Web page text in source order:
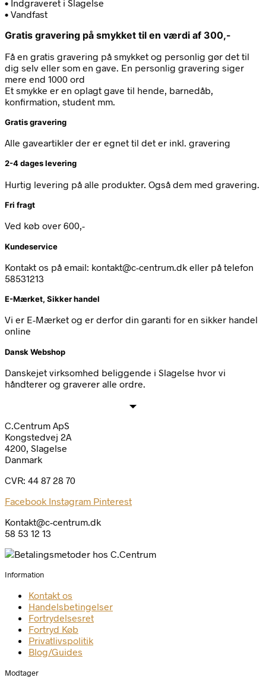
• Indgraveret i Slagelse
• Vandfast
Gratis gravering på smykket til en værdi af 300,-
Få en gratis gravering på smykket og personlig gør det til
dig selv eller som en gave. En personlig gravering siger
mere end 1000 ord
Et smykke er en oplagt gave til hende, barnedåb,
konfirmation, student mm.
Gratis gravering
Alle gaveartikler der er egnet til det er inkl. gravering
2-4 dages levering
Hurtig levering på alle produkter. Også dem med gravering.
Fri fragt
Ved køb over 600,-
Kundeservice
Kontakt os på email: kontakt@c-centrum.dk eller på telefon
58531213
E-Mærket, Sikker handel
Vi er E-Mærket og er derfor din garanti for en sikker handel
online
Dansk Webshop
Danskejet virksomhed beliggende i Slagelse hvor vi
håndterer og graverer alle ordre.
C.Centrum ApS
Kongstedvej 2A
4200, Slagelse
Danmark
CVR: 44 87 28 70
Facebook Instagram Pinterest
Kontakt@c-centrum.dk
58 53 12 13
Information
Kontakt os
Handelsbetingelser
Fortrydelsesret
Fortryd Køb
Privatlivspolitik
Blog/Guides
Modtager